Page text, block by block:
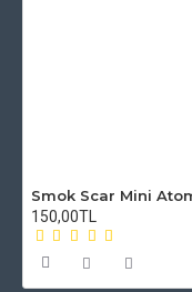
150,00TL